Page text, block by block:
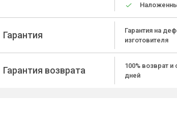
Гарантия
Гарантия на
изготовителя
Гарантия возврата
100% возврат
дней